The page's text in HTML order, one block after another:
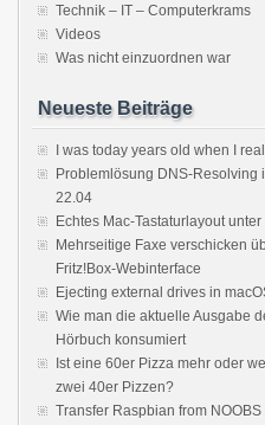
Technik – IT – Computerkrams
Videos
Was nicht einzuordnen war
Neueste Beiträge
I was today years old when I
Problemlösung DNS-Resolving
22.04
Echtes Mac-Tastaturlayout
Mehrseitige Faxe verschicken
Fritz!Box-Webinterface
Ejecting external drives in
Wie man die aktuelle Ausgabe
Hörbuch konsumiert
Ist eine 60er Pizza mehr oder
zwei 40er Pizzen?
Transfer Raspbian from NOOBS